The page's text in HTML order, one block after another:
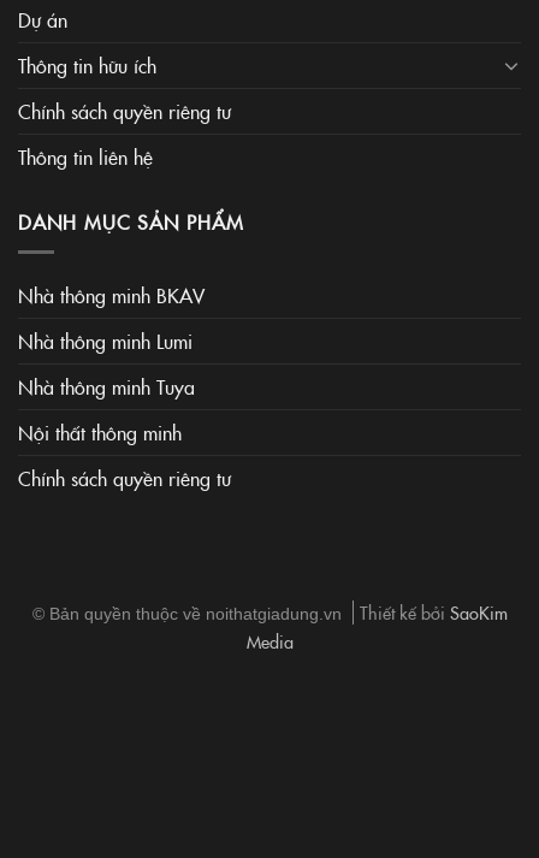
Dự án
Thông tin hữu ích
Chính sách quyền riêng tư
Thông tin liên hệ
DANH MỤC SẢN PHẨM
Nhà thông minh BKAV
Nhà thông minh Lumi
Nhà thông minh Tuya
Nội thất thông minh
Chính sách quyền riêng tư
© Bản quyền thuộc về noithatgiadung.vn Thiết kế bởi SaoKim
Media